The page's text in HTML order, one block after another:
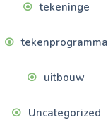
tekeninge
tekenprogramma
uitbouw
Uncategorized